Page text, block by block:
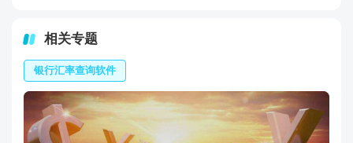
相关专题
银行汇率查询软件